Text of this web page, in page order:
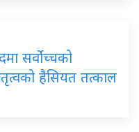
सर्वोच्चको
हैसियत तत्काल